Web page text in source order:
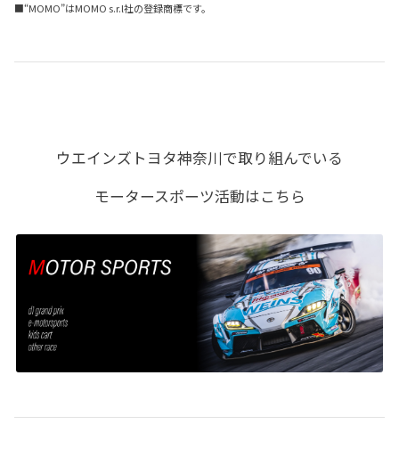
■“MOMO”はMOMO s.r.l社の登録商標です。
ウエインズトヨタ神奈川で取り組んでいる
モータースポーツ活動はこちら